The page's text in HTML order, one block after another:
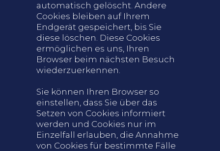
automatisch gelöscht. Andere
Cookies bleiben auf Ihrem
Endgerät gespeichert, bis Sie
diese löschen. Diese Cookies
ermöglichen es uns, Ihren
Browser beim nächsten Besuch
wiederzuerkennen.
Sie können Ihren Browser so
einstellen, dass Sie über das
Setzen von Cookies informiert
werden und Cookies nur im
Einzelfall erlauben, die Annahme
von Cookies für bestimmte Fälle